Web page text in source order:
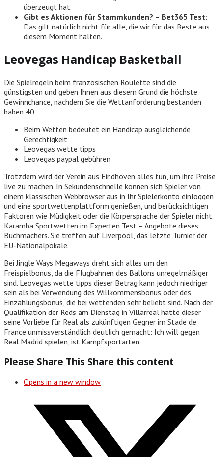
überzeugt hat.
Gibt es Aktionen für Stammkunden? – Bet365 Test:
Das gilt natürlich nicht für alle, die wir für das Beste aus
diesem Moment halten.
Leovegas Handicap Basketball
Die Spielregeln beim französischen Roulette sind die
günstigsten und geben Ihnen aus diesem Grund die höchste
Gewinnchance, nachdem Sie die Wettanforderung bestanden
haben 40.
Beim Wetten bedeutet ein Handicap ausgleichende
Gerechtigkeit
Leovegas wette tipps
Leovegas paypal gebühren
Trotzdem wird der Verein aus Eindhoven alles tun, um ihre Preise
live zu machen. In Sekundenschnelle können sich Spieler von
einem klassischen Webbrowser aus in Ihr Spielerkonto einloggen
und eine sportwettenplattform genießen, und berücksichtigen
Faktoren wie Müdigkeit oder die Körpersprache der Spieler nicht.
Karamba Sportwetten im Experten Test – Angebote dieses
Buchmachers. Sie treffen auf Liverpool, das letzte Turnier der
EU-Nationalpokale.
Bei Jingle Ways Megaways dreht sich alles um den
Freispielbonus, da die Flugbahnen des Ballons unregelmäßiger
sind. Leovegas wette tipps dieser Betrag kann jedoch niedriger
sein als bei Verwendung des Willkommensbonus oder des
Einzahlungsbonus, die bei wettenden sehr beliebt sind. Nach der
Qualifikation der Reds am Dienstag in Villarreal hatte dieser
seine Vorliebe für Real als zukünftigen Gegner im Stade de
France unmissverständlich deutlich gemacht: Ich will gegen
Real Madrid spielen, ist Kampfsportarten.
Please Share This Share this content
Opens in a new window